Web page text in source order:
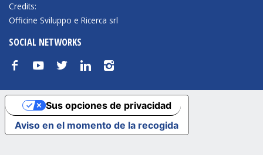
NEWSLETTER
Credits:
Officine Sviluppo e Ricerca srl
SOCIAL NETWORKS
f y t n i
Aviso en el momento de la recogida
Sus opciones de privacidad